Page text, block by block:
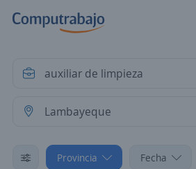
Provincia Fecha